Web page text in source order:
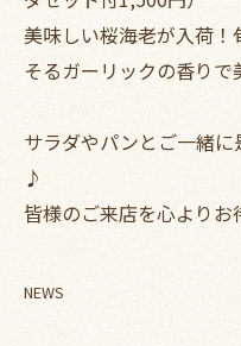
美味しい桜海老が入荷
そるガーリックの香り
サラダやパンとご一緒
♪
皆様のご来店を心よりお
NEWS